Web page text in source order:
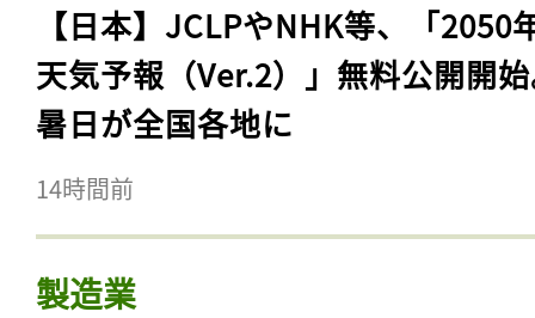
【日本】JCLPやNHK等、「2050
天気予報（Ver.2）」無料公開開
暑日が全国各地に
14時間前
製造業